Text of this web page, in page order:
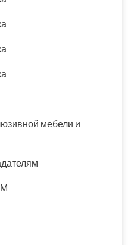
мебели и